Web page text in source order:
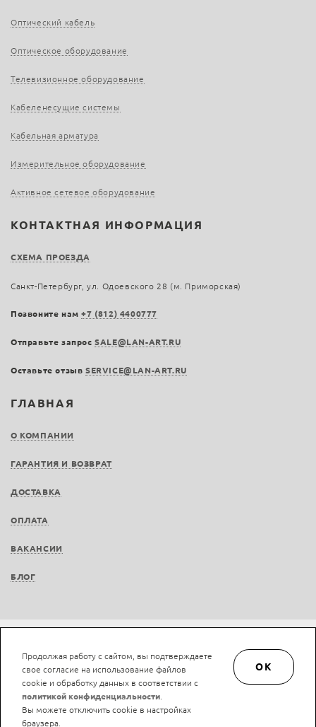
ГЛАВНАЯ
О КОМПАНИИ
ГАРАНТИЯ И ВОЗВРАТ
ДОСТАВКА
ОПЛАТА
ВАКАНСИИ
БЛОГ
Оптический кабель
Оптическое оборудование
Телевизионное оборудование
Кабеленесущие системы
Кабельная арматура
Измерительное оборудование
Активное сетевое оборудование
КОНТАКТНАЯ ИНФОРМАЦИЯ
СХЕМА ПРОЕЗДА
Санкт-Петербург, ул. Одоевского 28 (м. Приморская)
Позвоните нам+7 (812) 4400777
Отправьте запросSALE@LAN-ART.RU
Оставьте отзыв SERVICE@LAN-ART.RU
Не является публичной офертой © LAN-art.ru, 2013—2026. Все права защищены.
Политика конфиденциальности.
Положение об обработке и защите персональных
данных.
Продолжая работу с сайтом, вы подтверждаете
свое согласие на использование файлов
cookie и обработку данных в соответствии с
политикой конфиденциальности
Вы можете отключить cookie в настройках
браузера.
OK